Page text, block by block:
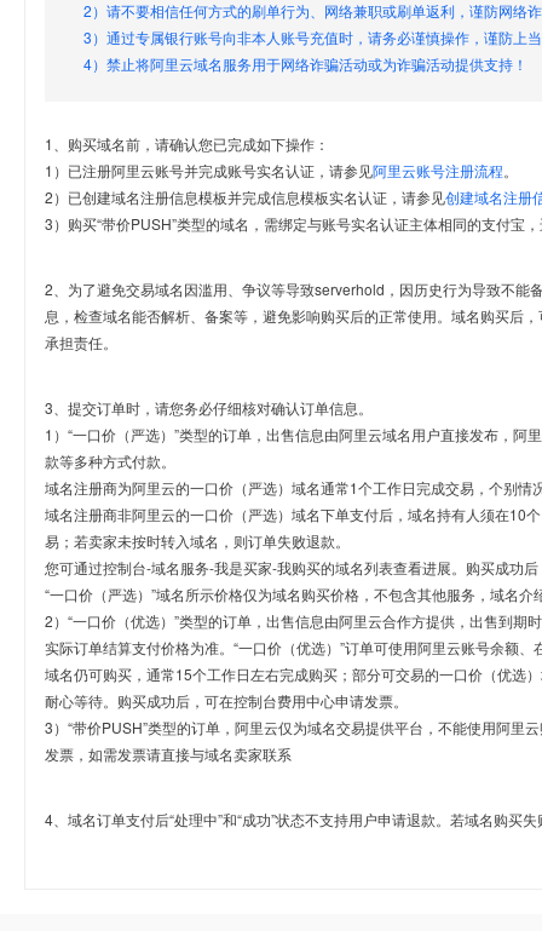
2）请不要相信任何方式的刷单行为、网络兼职或刷单返利，谨防网络
3）通过专属银行账号向非本人账号充值时，请务必谨慎操作，谨防上
4）禁止将阿里云域名服务用于网络诈骗活动或为诈骗活动提供支持！
1、购买域名前，请确认您已完成如下操作：
1）已注册阿里云账号并完成账号实名认证，请参见阿里云账号注册流程。
2）已创建域名注册信息模板并完成信息模板实名认证，请参见创建域名注册
3）购买“带价PUSH”类型的域名，需绑定与账号实名认证主体相同的支付宝
2、为了避免交易域名因滥用、争议等导致serverhold，因历史行为导致不
息，检查域名能否解析、备案等，避免影响购买后的正常使用。域名购买后
承担责任。
3、提交订单时，请您务必仔细核对确认订单信息。
1）“一口价（严选）”类型的订单，出售信息由阿里云域名用户直接发布，
款等多种方式付款。
域名注册商为阿里云的一口价（严选）域名通常1个工作日完成交易，个别情
域名注册商非阿里云的一口价（严选）域名下单支付后，域名持有人须在10
易；若卖家未按时转入域名，则订单失败退款。
您可通过控制台-域名服务-我是买家-我购买的域名列表查看进展。购买成功
“一口价（严选）”域名所示价格仅为域名购买价格，不包含其他服务，域名
2）“一口价（优选）”类型的订单，出售信息由阿里云合作方提供，出售到
实际订单结算支付价格为准。“一口价（优选）”订单可使用阿里云账号余额
域名仍可购买，通常15个工作日左右完成购买；部分可交易的一口价（优选
耐心等待。购买成功后，可在控制台费用中心申请发票。
3）“带价PUSH”类型的订单，阿里云仅为域名交易提供平台，不能使用阿
发票，如需发票请直接与域名卖家联系
4、域名订单支付后“处理中”和“成功”状态不支持用户申请退款。若域名购买